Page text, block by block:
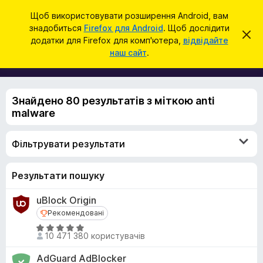
Щоб використовувати розширення Android, вам
знадобиться Firefox для Android. Щоб дослідити
додатки для Firefox для комп'ютера, відвідайте
наш сайт.
В
с
п
Д
о
а
к
а
к
Знайдено 80 результатів з міткою anti
malware
Фільтрувати результати
Результати пошуку
uBlock Origin
Рекомендовані
Рекомендовані
О
ц
10 471 380 користувачів
AdGuard AdBlocker